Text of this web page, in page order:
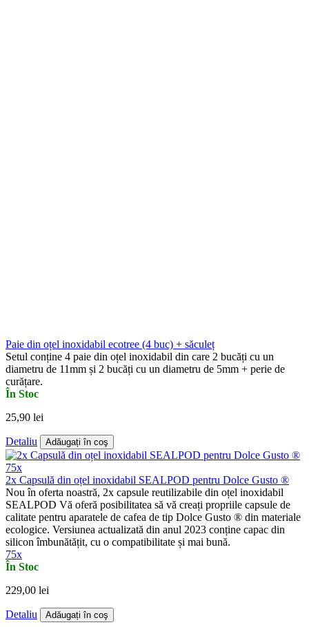
Paie din oțel inoxidabil ecotree (4 buc) + săculeț
Setul conține 4 paie din oțel inoxidabil din care 2 bucăți cu un
diametru de 11mm și 2 bucăți cu un diametru de 5mm + perie de
curățare.
În Stoc
25,90 lei
Detaliu Adăugați în coş
75x
2x Capsulă din oțel inoxidabil SEALPOD pentru Dolce Gusto ®
Nou în oferta noastră, 2x capsule reutilizabile din oțel inoxidabil
SEALPOD Vă oferă posibilitatea să vă creați propriile capsule de
calitate pentru aparatele de cafea de tip Dolce Gusto ® din materiale
ecologice. Versiunea actualizată din anul 2023 conține capac din
silicon îmbunătățit, cu o compatibilitate și mai bună.
75x
În Stoc
229,00 lei
Detaliu Adăugați în coş